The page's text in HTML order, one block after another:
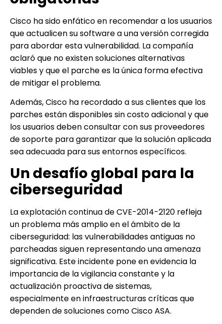
Cisco ha sido enfático en recomendar a los usuarios
que actualicen su software a una versión corregida
para abordar esta vulnerabilidad. La compañía
aclaró que no existen soluciones alternativas
viables y que el parche es la única forma efectiva
de mitigar el problema.
Además, Cisco ha recordado a sus clientes que los
parches están disponibles sin costo adicional y que
los usuarios deben consultar con sus proveedores
de soporte para garantizar que la solución aplicada
sea adecuada para sus entornos específicos.
Un desafío global para la
ciberseguridad
La explotación continua de CVE-2014-2120 refleja
un problema más amplio en el ámbito de la
ciberseguridad: las vulnerabilidades antiguas no
parcheadas siguen representando una amenaza
significativa. Este incidente pone en evidencia la
importancia de la vigilancia constante y la
actualización proactiva de sistemas,
especialmente en infraestructuras críticas que
dependen de soluciones como Cisco ASA.